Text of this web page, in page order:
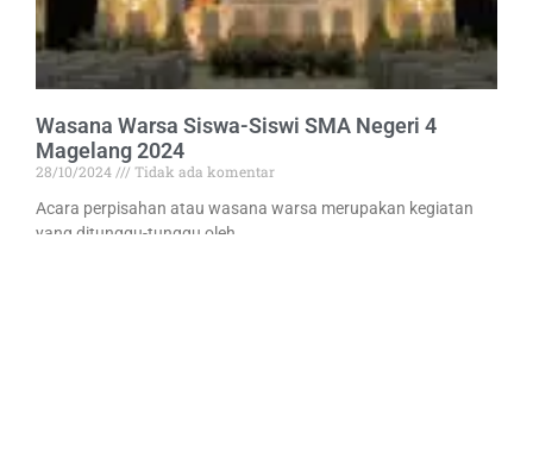
Wasana Warsa Siswa-Siswi SMA Negeri 4
Magelang 2024
28/10/2024
Tidak ada komentar
Acara perpisahan atau wasana warsa merupakan kegiatan
yang ditunggu-tunggu oleh